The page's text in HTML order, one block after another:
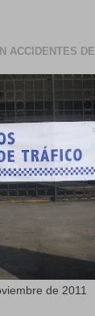
ACCIDENTES DE
de 2011